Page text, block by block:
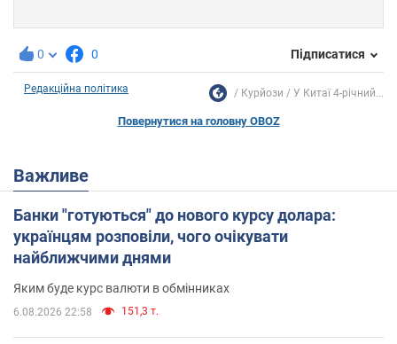
0 0 Підписатися
Редакційна політика Курйози У Китаї 4-річний...
Повернутися на головну OBOZ
Важливе
Банки "готуються" до нового курсу долара:
українцям розповіли, чого очікувати
найближчими днями
Яким буде курс валюти в обмінниках
6.08.2026 22:58 151,3 т.